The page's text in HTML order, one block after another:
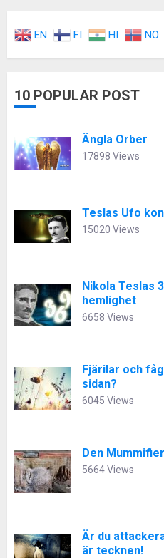
EN FI HI NO
10 POPULAR POST
Ängla Orber
17898 Views
Teslas Ufo
15020 Views
Nikola Teslas
hemlighet
6658 Views
Fjärilar och
sidan?
6045 Views
Den
5664 Views
Är du
är tecknen!